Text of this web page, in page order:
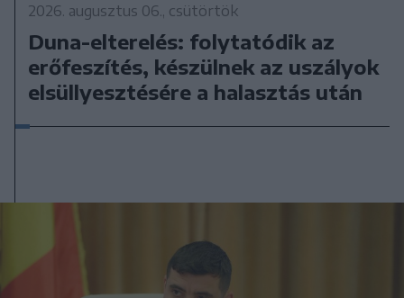
2026. augusztus 06., csütörtök
Duna-elterelés: folytatódik az
erőfeszítés, készülnek az uszályok
elsüllyesztésére a halasztás után